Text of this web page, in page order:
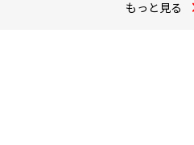
もっと見る